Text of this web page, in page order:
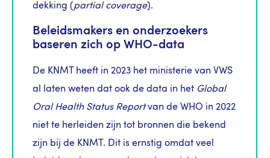
dekking (partial coverage).
Beleidsmakers en onderzoekers
baseren zich op WHO-data
De KNMT heeft in 2023 het ministerie van VWS
al laten weten dat ook de data in het Global
Oral Health Status Reportvan de WHO in 2022
niet te herleiden zijn tot bronnen die bekend
zijn bij de KNMT. Dit is ernstig omdat veel